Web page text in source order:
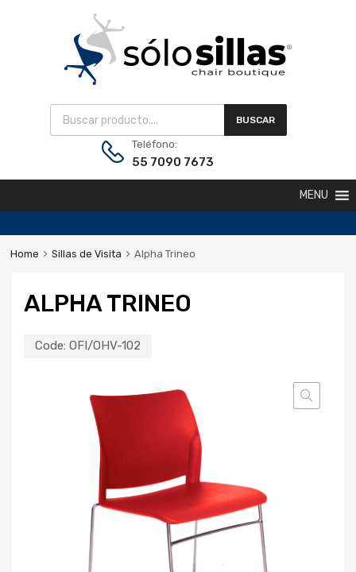
BUSCAR
Teléfono:
55 7090 7673
MENU
Home Sillas de Visita Alpha Trineo
ALPHA TRINEO
Code: OFI/OHV-102